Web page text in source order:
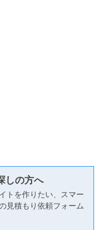
しの方へ
トを作りたい、スマー
見積もり依頼フォーム